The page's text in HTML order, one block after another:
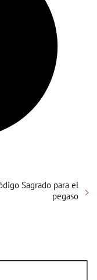
Sagrado para el
pegaso